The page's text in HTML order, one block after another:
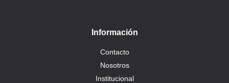
Información
Contacto
Nosotros
Institucional